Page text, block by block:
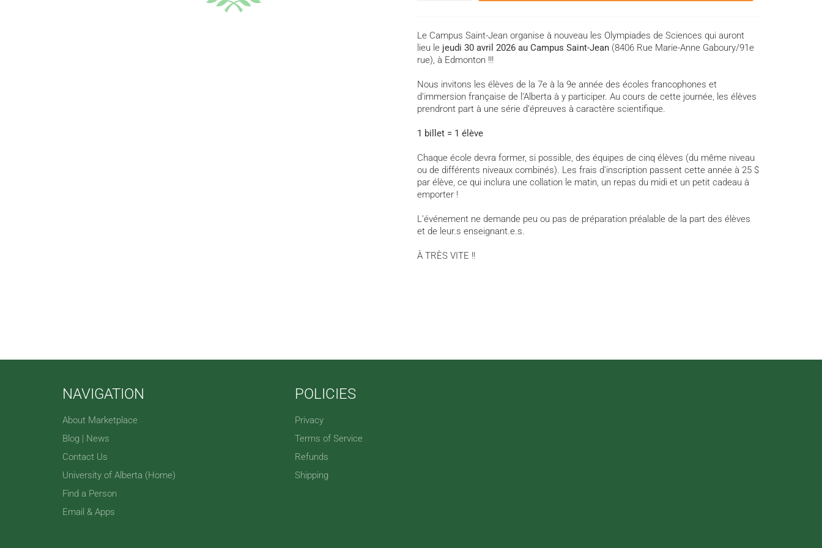
Le Campus Saint-Jean organise à nouveau les Olympiades de Sciences qui auront
lieu le jeudi 30 avril 2026 au Campus Saint-Jean (8406 Rue Marie-Anne Gaboury/91e
rue), à Edmonton !!!
Nous invitons les élèves de la 7e à la 9e année des écoles francophones et
d’immersion française de l’Alberta à y participer. Au cours de cette journée, les élèves
prendront part à une série d’épreuves à caractère scientifique.
1 billet = 1 élève
Chaque école devra former, si possible, des équipes de cinq élèves (du même niveau
ou de différents niveaux combinés). Les frais d’inscription passent cette année à 25 $
par élève, ce qui inclura une collation le matin, un repas du midi et un petit cadeau à
emporter !
L’événement ne demande peu ou pas de préparation préalable de la part des élèves
et de leur.s enseignant.e.s.
À TRÈS VITE !!
NAVIGATION
About Marketplace
Blog | News
Contact Us
University of Alberta (Home)
Find a Person
Email & Apps
POLICIES
Privacy
Terms of Service
Refunds
Shipping